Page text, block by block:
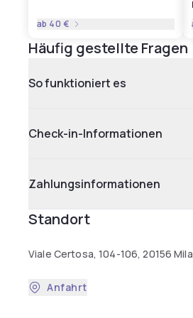
ab 40 €
Häufig gestellte Fragen
So funktioniert es
Check-in-Informationen
Zahlungsinformationen
Standort
Viale Certosa, 104-106, 20156
Anfahrt